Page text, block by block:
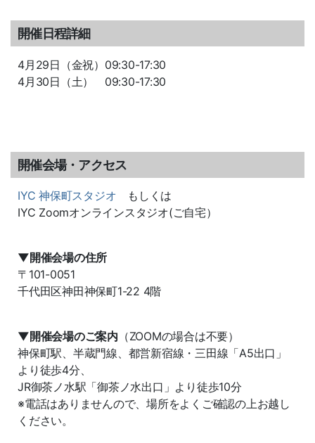
開催日程詳細
4月29日（金祝）09:30-17:30
4月30日（土） 09:30-17:30
開催会場・アクセス
IYC 神保町スタジオ もしくは
IYC Zoomオンラインスタジオ(ご自宅）
▼開催会場の住所
〒101-0051
千代田区神田神保町1-22 4階
▼開催会場のご案内 （ZOOMの場合は不要）
神保町駅、半蔵門線、都営新宿線・三田線「A5出口」
より徒歩4分、
JR御茶ノ水駅「御茶ノ水出口」より徒歩10分
※電話はありませんので、場所をよくご確認の上お越し
ください。